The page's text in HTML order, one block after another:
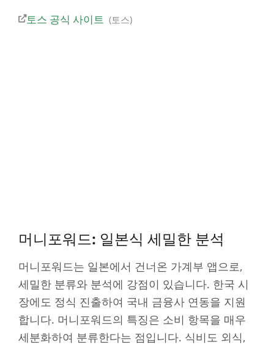
토스 공식 사이트 토스
머니포워드: 일본식 세밀한 분석
머니포워드는 일본에서 건너온 가계부 앱으로,
세밀한 분류와 분석에 강점이 있습니다. 한국 시
장에도 정식 진출하여 국내 금융사 연동을 지원
합니다. 머니포워드의 특징은 소비 항목을 매우
세분화하여 분류한다는 점입니다. 식비도 외식,